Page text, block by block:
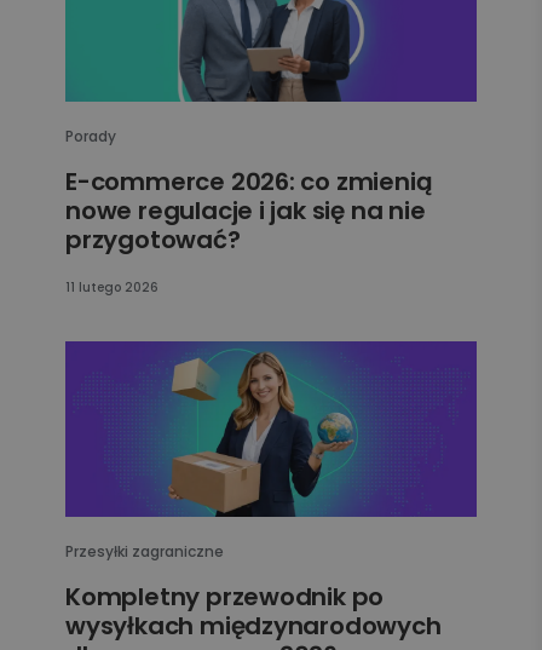
Porady
E-commerce 2026: co zmienią
nowe regulacje i jak się na nie
przygotować?
11 lutego 2026
Przesyłki zagraniczne
Kompletny przewodnik po
wysyłkach międzynarodowych